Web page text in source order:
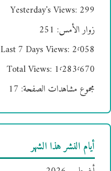
Yesterday's Views: 299
زوار الأمس: 251
Last 7 Days Views: 2٬058
Total Views: 1٬283٬670
مجموع مشاهدات الصفحة: 17
أيام النشر هذا الشهر